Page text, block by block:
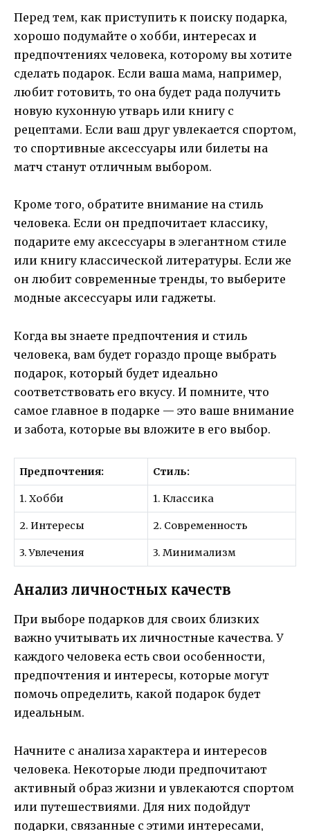
Перед тем, как приступить к поиску подарка,
хорошо подумайте о хобби, интересах и
предпочтениях человека, которому вы хотите
сделать подарок. Если ваша мама, например,
любит готовить, то она будет рада получить
новую кухонную утварь или книгу с
рецептами. Если ваш друг увлекается спортом,
то спортивные аксессуары или билеты на
матч станут отличным выбором.
Кроме того, обратите внимание на стиль
человека. Если он предпочитает классику,
подарите ему аксессуары в элегантном стиле
или книгу классической литературы. Если же
он любит современные тренды, то выберите
модные аксессуары или гаджеты.
Когда вы знаете предпочтения и стиль
человека, вам будет гораздо проще выбрать
подарок, который будет идеально
соответствовать его вкусу. И помните, что
самое главное в подарке — это ваше внимание
и забота, которые вы вложите в его выбор.
Предпочтения: Стиль:
1. Хобби 1. Классика
2. Интересы 2. Современность
3. Увлечения 3. Минимализм
Анализ личностных качеств
При выборе подарков для своих близких
важно учитывать их личностные качества. У
каждого человека есть свои особенности,
предпочтения и интересы, которые могут
помочь определить, какой подарок будет
идеальным.
Начните с анализа характера и интересов
человека. Некоторые люди предпочитают
активный образ жизни и увлекаются спортом
или путешествиями. Для них подойдут
подарки, связанные с этими интересами,